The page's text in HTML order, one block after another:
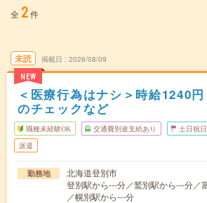
全 2件
未読
NEW
掲載日 2026/08/09
＜医療行為はナシ＞時給1240
のチェックなど
職種未経験OK 交通費別途支給あり 土日祝
派遣
勤務地
北海道登別市
登別駅から---分／鷲別駅から---分／
／幌別駅から---分